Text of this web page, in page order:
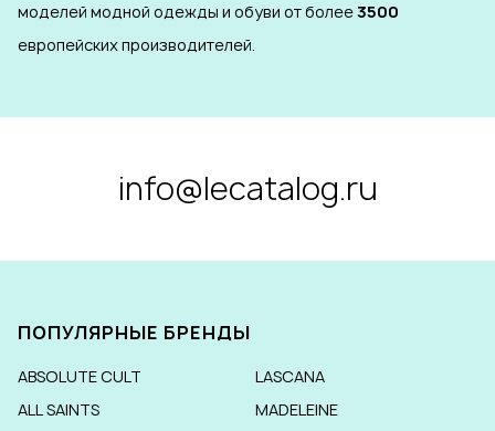
моделей модной одежды и обуви от более3500
европейских производителей.
info@lecatalog.ru
ПОПУЛЯРНЫЕ БРЕНДЫ
ABSOLUTE CULT
ALL SAINTS
LASCANA
MADELEINE